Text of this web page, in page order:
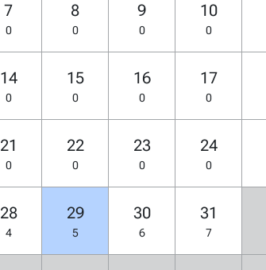
7
0
8
0
9
0
10
0
14
0
15
0
16
0
17
0
21
0
22
0
23
0
24
0
28
4
29
5
30
6
31
7